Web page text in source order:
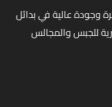
وجودة عالية في بدائل
للجبس والمجالس